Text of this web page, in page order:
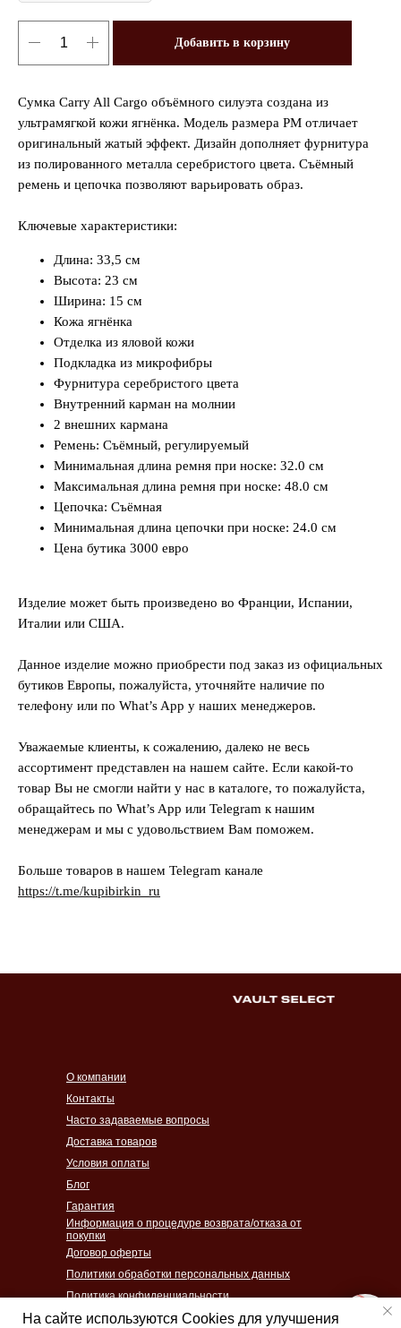
Добавить в корзину
Сумка Carry All Cargo объёмного силуэта создана из
ультрамягкой кожи ягнёнка. Модель размера PM отличает
оригинальный жатый эффект. Дизайн дополняет фурнитура
из полированного металла серебристого цвета. Съёмный
ремень и цепочка позволяют варьировать образ.
Ключевые характеристики:
Длина: 33,5 см
Высота: 23 см
Ширина: 15 см
Кожа ягнёнка
Отделка из яловой кожи
Подкладка из микрофибры
Фурнитура серебристого цвета
Внутренний карман на молнии
2 внешних кармана
Ремень: Съёмный, регулируемый
Минимальная длина ремня при носке: 32.0 см
Максимальная длина ремня при носке: 48.0 см
Цепочка: Съёмная
Минимальная длина цепочки при носке: 24.0 см
Цена бутика 3000 евро
Изделие может быть произведено во Франции, Испании,
Италии или США.
Данное изделие можно приобрести под заказ из официальных
бутиков Европы, пожалуйста, уточняйте наличие по
телефону или по What’s App у наших менеджеров.
Уважаемые клиенты, к сожалению, далеко не весь
ассортимент представлен на нашем сайте. Если какой-то
товар Вы не смогли найти у нас в каталоге, то пожалуйста,
обращайтесь по What’s App или Telegram к нашим
менеджерам и мы с удовольствием Вам поможем.
Больше товаров в нашем Telegram канале
https://t.me/kupibirkin_ru
Контакты
Часто задаваемые вопросы
Доставка товаров
Условия оплаты
Гарантия
Блог
Политики обработки персональных данных
Согласие на обработку персональных данных
Политика конфиденциальности
Договор оферты
Информация о процедуре возврата/отказа от
покупки
О компании
На сайте используются Cookies для улучшения